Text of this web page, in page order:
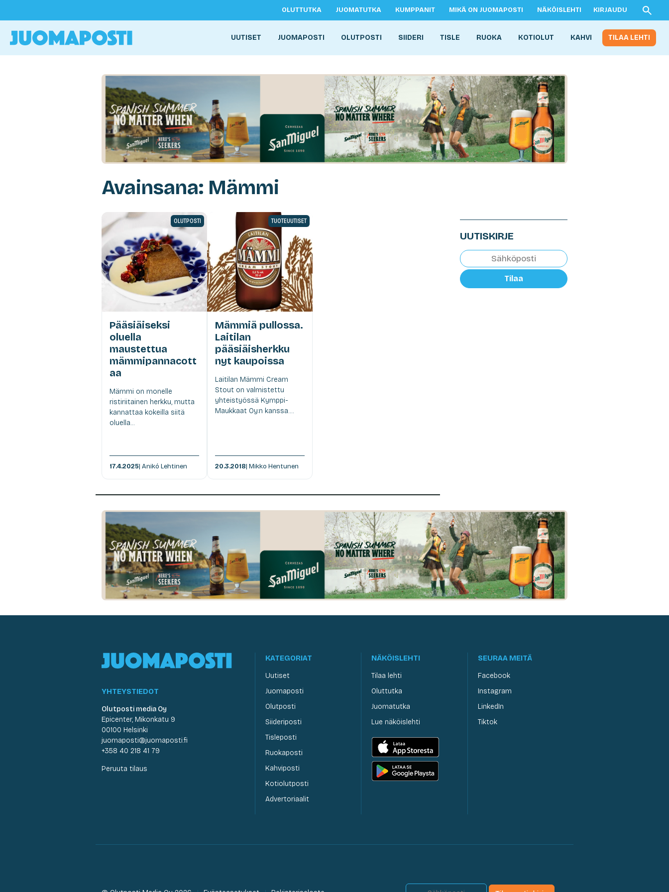
OLUTTUTKA JUOMATUTKA KUMPPANIT MIKÄ ON JUOMAPOSTI NÄKÖISLEHTI KIRJAUDU
UUTISET JUOMAPOSTI OLUTPOSTI SIIDERI TISLE RUOKA KOTIOLUT KAHVI TILAA LEHTI
Avainsana: Mämmi
OLUTPOSTI
Pääsiäiseksi
oluella
maustettua
mämmipannacott
aa
Mämmi on monelle
ristiriitainen herkku, mutta
kannattaa kokeilla siitä
oluella...
17.4.2025| Anikó Lehtinen
TUOTEUUTISET
Mämmiä pullossa.
Laitilan
pääsiäisherkku
nyt kaupoissa
Laitilan Mämmi Cream
Stout on valmistettu
yhteistyössä Kymppi-
Maukkaat Oy:n kanssa....
20.3.2018| Mikko Hentunen
UUTISKIRJE
Tilaa
YHTEYSTIEDOT
Olutposti media Oy
Epicenter, Mikonkatu 9
00100 Helsinki
juomaposti@juomaposti.fi
+358 40 218 41 79
Peruuta tilaus
KATEGORIAT
Uutiset
Juomaposti
Olutposti
Siideriposti
Tisleposti
Ruokaposti
Kahviposti
Kotiolutposti
Advertoriaalit
NÄKÖISLEHTI
Tilaa lehti
Oluttutka
Juomatutka
Lue näköislehti
SEURAA MEITÄ
Facebook
Instagram
LinkedIn
Tiktok